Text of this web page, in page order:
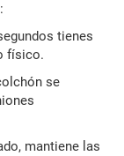
tienes
físico.
se
mantiene las